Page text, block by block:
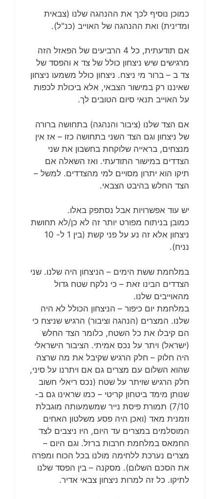
כמוכן נוסיף לכך את ההנהגה שלנו (צבאית
ומדינית) ואת ההנהגה של האוייב (כנ"ל).
אם תודעתית, כל 4 הרביעים של הפאזל הזה
מרגישים שיש ניצחון כולל של צד א והפסד של
צד ב – ברור מי ניצח. ניצחון כולל משמעו ניצחון
שאיננו רק במישור הצבאי, אלא ביכולת לכפות
על האוייב תנאי סיום הטובים לך.
אם הצד שלנו (ציבור והנהגה) בתחושה ברורה
של ניצחון וגם הצד השני בתחושה כזו – אז אין
מנצחים, בראייה שלוקחת בחשבון את שני
הצדדים במישור התודעתי. ואז השאלה אם
תיקו הוא יתרון מסויים למי מהצדדים. למשל –
הצד החלש בהיבט הצבאי.
יש עוד אפשרויות אבל נסתפק באלו.
כמובן בניתוח מפורט יותר זה לא כן/לא תחושת
ניצחון אלא זה נע על פני קשת (בין 1 ל- 10
נניח).
במלחמת ששת הימים – הניצחון היה שלנו. שני
הצדדים הבינו זאת – כי נלקח שטח גדול
מהאוייבים שלנו.
במלחמת יום כיפור – הניצחון הכולל לא היה
שלנו. המצרים (הנהגה וציבור) הרגיש שניצח כי
הם קיבלו את כל השטח, כלומר הצד החלש
(ישראל) ויתר על נכס אמיתי. הציבור הישראלי
היה חלוק – חלק הרגיש שקיבל את מה שרצה
שהוא השלום עם מצרים גם אם ויתרנו על סיני,
חלק הרגיש שויתר על שטח (נכס ריאלי חשוב
שנותן מימד ביטחון קריטי – כמו שראינו גם ב-
7/10) תמורת פיסת נייר שמשמעותה מוגבלת
וזמנית מאד (ואכן היה פסע משלטון האחים
המוסלמים במצרים עד היום, היו ניצבים לצד
החמאס במלחמת חרבות ברזל. וגם היום –
מצרים נערכת ללחימה מולנו בכל הכוח ומפרה
את הסכם השלום). מסקנה – בין הפסד שלנו
לתיקו. כל זה למרות ניצחון צבאי אדיר.